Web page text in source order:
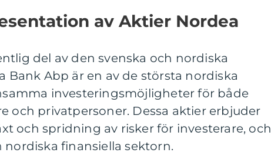
av Aktier Nordea
del av den svenska och nordiska
Bank Abp är en av de största nordiska
investeringsmöjligheter för både
och privatpersoner. Dessa aktier erbjuder
och spridning av risker för investerare, och
finansiella sektorn.